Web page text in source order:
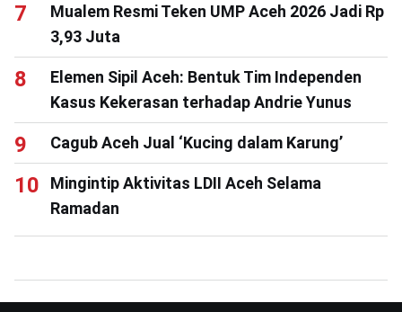
Mualem Resmi Teken UMP Aceh 2026 Jadi Rp
3,93 Juta
Elemen Sipil Aceh: Bentuk Tim Independen
Kasus Kekerasan terhadap Andrie Yunus
Cagub Aceh Jual ‘Kucing dalam Karung’
Mingintip Aktivitas LDII Aceh Selama
Ramadan